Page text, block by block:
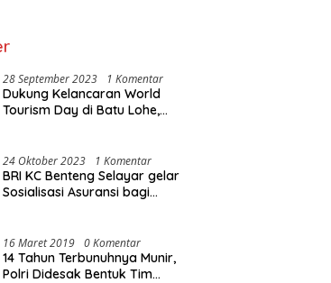
28 September 2023 1 Komentar
Dukung Kelancaran World
Tourism Day di Batu Lohe,
Motor Dinas
24 Oktober 2023 1 Komentar
BRI KC Benteng Selayar gelar
Sosialisasi Asuransi bagi
16 Maret 2019 0 Komentar
14 Tahun Terbunuhnya Munir,
Polri Didesak Bentuk Tim